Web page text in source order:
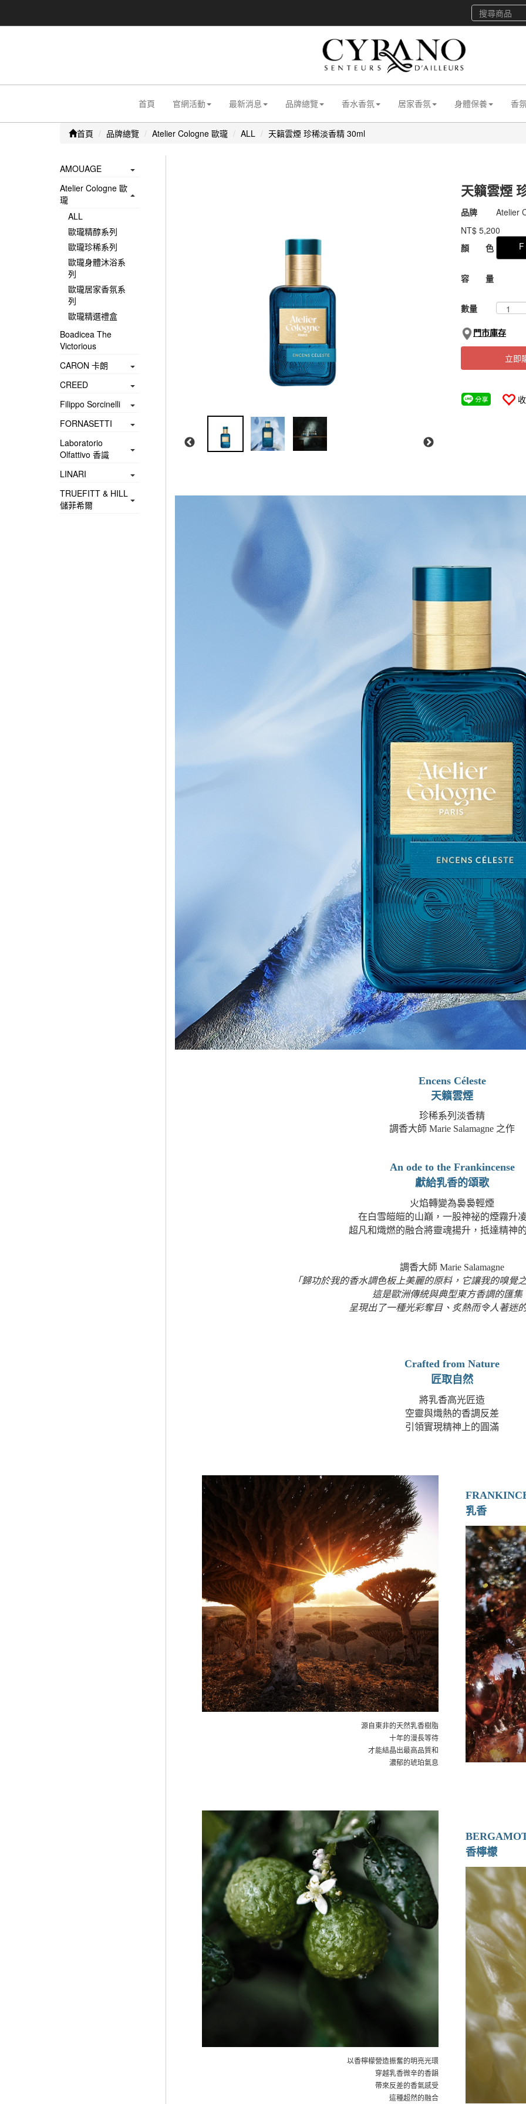
首頁 官網活動 最新消息 品牌總覽 香水香氛 居家香氛 身體保養 香
首頁 品牌總覽 Atelier Cologne 歐瓏 ALL 天籟雲煙 珍稀淡香精 30ml
AMOUAGE
Atelier Cologne 歐
瓏
ALL
歐瓏精醇系列
歐瓏珍稀系列
歐瓏身體沐浴系
列
歐瓏居家香氛系
列
歐瓏精選禮盒
Boadicea The
Victorious
CARON 卡朗
CREED
Filippo Sorcinelli
FORNASETTI
Laboratorio
Olfattivo 香識
LINARI
TRUEFITT & HILL
儲菲希爾
天籟雲煙
商品代號
品牌
Atelier
NT$ 5,200
顏 色 F
容 量
數量
門市庫存
立即
Encens Céleste
天籟雲煙
珍稀系列淡香精
調香大師 Marie Salamagne 之作
An ode to the Frankincense
獻給乳香的頌歌
火焰轉變為裊裊輕煙
在白雪皚皚的山巔，一股神祕的煙霧升
超凡和熾燃的融合將靈魂揚升，抵達精神
調香大師 Marie Salamagne
「歸功於我的香水調色板上美麗的原料，它讓我的嗅覺
這是歐洲傳統與典型東方香調的匯集
呈現出了一種光彩奪目、炙熱而令人著迷
Crafted from Nature
匠取自然
將乳香高光匠造
空靈與熾熱的香調反差
引領實現精神上的圓滿
源自東非的天然乳香樹脂
十年的漫長等待
才能結晶出最高品質和
濃郁的琥珀氣息
乳香
以香檸檬營造振奮的明亮光環
穿越乳香微辛的香韻
帶來反差的香氣感受
這種超然的融合
香檸檬